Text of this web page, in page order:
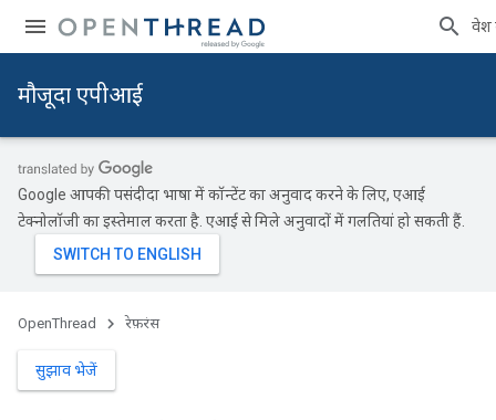
मौजूदा एपीआई
Google आपकी पसंदीदा भाषा में कॉन्टेंट का अनुवाद करने के लिए, एआई
टेक्नोलॉजी का इस्तेमाल करता है. एआई से मिले अनुवादों में गलतियां हो सकती हैं.
OpenThread रेफ़रंस
सुझाव भेजें